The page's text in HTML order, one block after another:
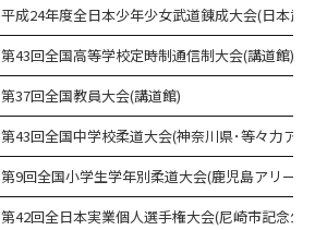
平成24年度全日本少年少女武道錬成大会(日本武
第43回全国高等学校定時制通信制大会(講道館)
第37回全国教員大会(講道館)
第43回全国中学校柔道大会(神奈川県･等々力ア
第9回全国小学生学年別柔道大会(鹿児島アリーナ)
第42回全日本実業個人選手権大会(尼崎市記念公